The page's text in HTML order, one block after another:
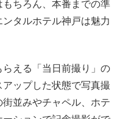
ちろん、本番までの準
タルホテル神戸は魅力
える「当日前撮り」の
ップした状態で写真撮
並みやチャペル、ホテ